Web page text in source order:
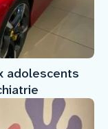
adolescents